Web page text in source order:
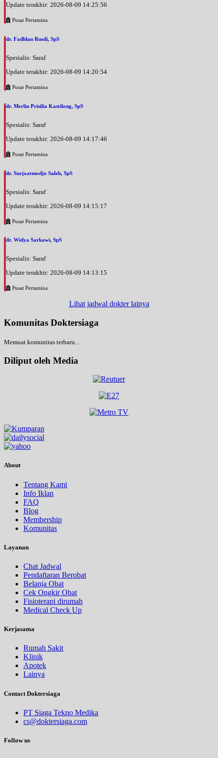
Update terakhir: 2026-08-09 14:25:56
Pusat Pertamina
dr. Fadhlan Rusdi, SpS
Spesialis: Saraf
Update terakhir: 2026-08-09 14:20:54
Pusat Pertamina
dr. Merlin Prisilia Kastilong, SpS
Spesialis: Saraf
Update terakhir: 2026-08-09 14:17:46
Pusat Pertamina
dr. Surjoatmodjo Saleh, SpS
Spesialis: Saraf
Update terakhir: 2026-08-09 14:15:17
Pusat Pertamina
dr. Widya Sarkawi, SpS
Spesialis: Saraf
Update terakhir: 2026-08-09 14:13:15
Pusat Pertamina
Lihat jadwal dokter lainya
Komunitas Doktersiaga
Memuat komunitas terbaru...
Diliput oleh Media
About
Tentang Kami
Info Iklan
FAQ
Blog
Membership
Komunitas
Layanan
Chat Jadwal
Pendaftaran Berobat
Belanja Obat
Cek Ongkir Obat
Fisioterapi dirumah
Medical Check Up
Kerjasama
Rumah Sakit
Klinik
Apotek
Lainya
Contact Doktersiaga
PT Siaga Tekno Medika
cs@doktersiaga.com
Follow us